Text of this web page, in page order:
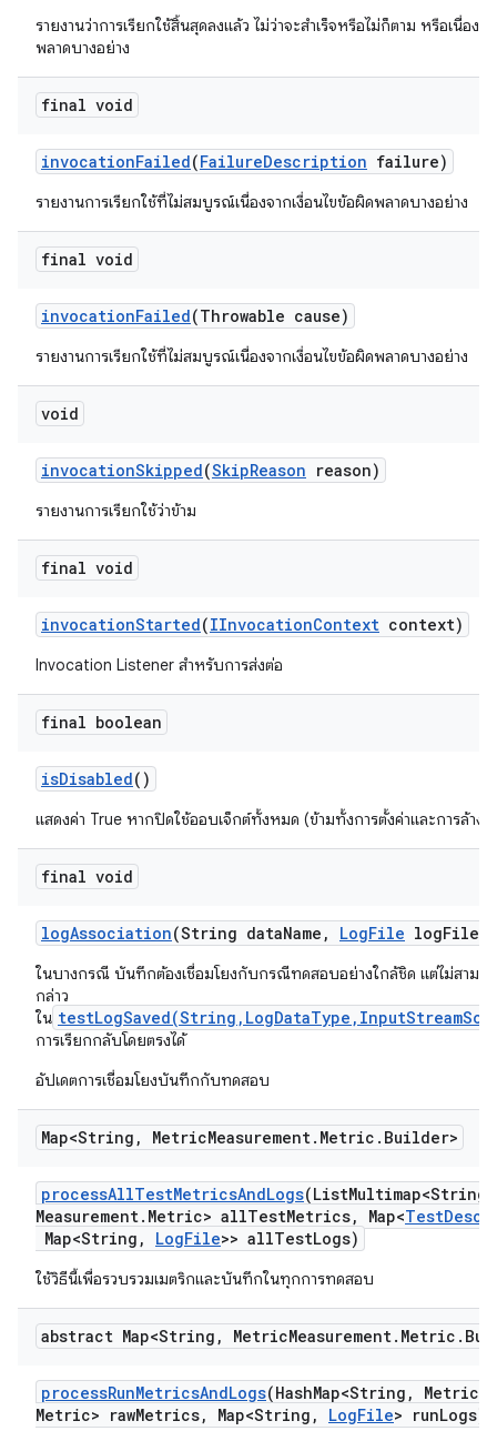
รายงานว่าการเรียกใช้สิ้นสุดลงแล้ว ไม่ว่าจะสำเร็จหรือไม่ก็ตาม หรือเนื่องจ
พลาดบางอย่าง
final void
invocationFailed(FailureDescription failure)
รายงานการเรียกใช้ที่ไม่สมบูรณ์เนื่องจากเงื่อนไขข้อผิดพลาดบางอย่าง
final void
invocationFailed(Throwable cause)
รายงานการเรียกใช้ที่ไม่สมบูรณ์เนื่องจากเงื่อนไขข้อผิดพลาดบางอย่าง
void
invocationSkipped(SkipReason reason)
รายงานการเรียกใช้ว่าข้าม
final void
invocationStarted(IInvocationContext context)
Invocation Listener สำหรับการส่งต่อ
final boolean
isDisabled()
แสดงค่า True หากปิดใช้ออบเจ็กต์ทั้งหมด (ข้ามทั้งการตั้งค่าและการล้าง
final void
logAssociation(String dataName , LogFile logFile)
ในบางกรณี บันทึกต้องเชื่อมโยงกับกรณีทดสอบอย่างใกล้ชิด แต่ไม่สามาร
กล่าว
ใน
การเรียกกลับโดยตรงได้
อัปเดตการเชื่อมโยงบันทึกกับทดสอบ
Map<String , MetricMeasurement. Metric . Builder>
processAllTestMetricsAndLogs(ListMultimap<String
Measurement. Metric> allTestMetrics, Map<Test
Map<String , LogFile>> allTestLogs)
ใช้วิธีนี้เพื่อรวบรวมเมตริกและบันทึกในทุกการทดสอบ
abstract Map<String , MetricMeasurement. Metric .
processRunMetricsAndLogs(HashMap<String , Metric
Metric> rawMetrics, Map<String , LogFile> runLogs)